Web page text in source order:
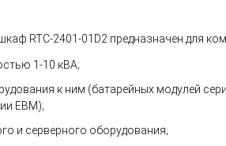
RTC-2401-01D2 предназначен для
1-10 кВА;
к ним (батарейных модулей
EBM);
и серверного оборудования;